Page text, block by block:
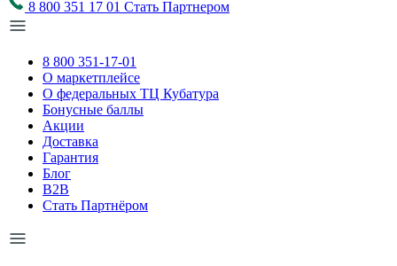
8 800 351 17 01 Стать Партнером
8 800 351-17-01
О маркетплейсе
О федеральных ТЦ Кубатура
Бонусные баллы
Акции
Доставка
Гарантия
Блог
B2B
Стать Партнёром